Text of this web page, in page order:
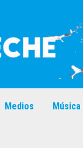
Medios Música